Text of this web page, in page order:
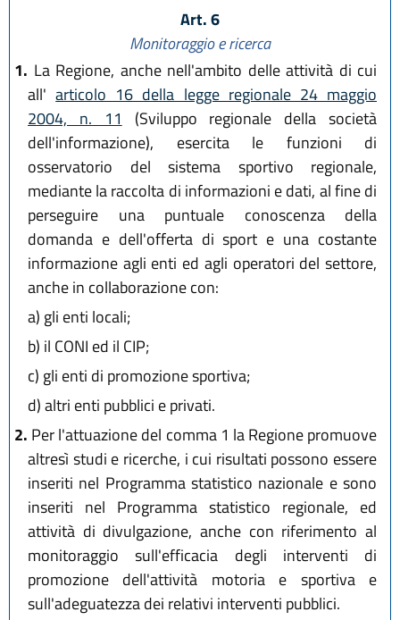
Art. 6
Monitoraggio e ricerca
1. La Regione, anche nell'ambito delle attività di cui
all'articolo 16 della legge regionale 24 maggio
2004, n. 11 (Sviluppo regionale della società
dell'informazione), esercita le funzioni di
osservatorio del sistema sportivo regionale,
mediante la raccolta di informazioni e dati, al fine di
perseguire una puntuale conoscenza della
domanda e dell'offerta di sport e una costante
informazione agli enti ed agli operatori del settore,
anche in collaborazione con:
a) gli enti locali;
b) il CONI ed il CIP;
c) gli enti di promozione sportiva;
d)altri enti pubblici e privati.
2. Per l'attuazione del comma 1 la Regione promuove
altresì studi e ricerche, i cui risultati possono essere
inseriti nel Programma statistico nazionale e sono
inseriti nel Programma statistico regionale, ed
attività di divulgazione, anche con riferimento al
monitoraggio sull'efficacia degli interventi di
promozione dell'attività motoria e sportiva e
sull'adeguatezza dei relativi interventi pubblici.